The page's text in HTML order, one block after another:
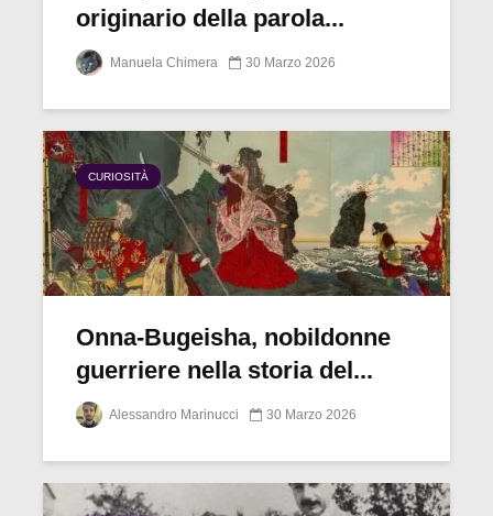
originario della parola...
Manuela Chimera 30 Marzo 2026
CURIOSITÀ
Onna-Bugeisha, nobildonne
guerriere nella storia del...
Alessandro Marinucci 30 Marzo 2026